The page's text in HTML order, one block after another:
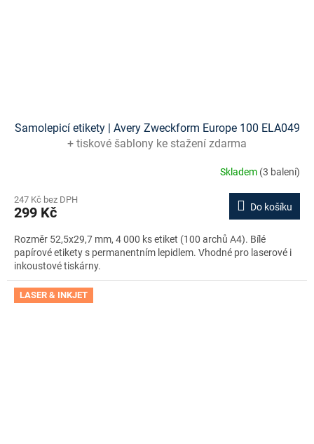
Samolepicí etikety | Avery Zweckform Europe 100 ELA049
+ tiskové šablony ke stažení zdarma
Skladem (3 balení)
247 Kč bez DPH
299 Kč Do košíku
Rozměr 52,5x29,7 mm, 4 000 ks etiket (100 archů A4). Bílé
papírové etikety s permanentním lepidlem. Vhodné pro laserové i
inkoustové tiskárny.
LASER & INKJET